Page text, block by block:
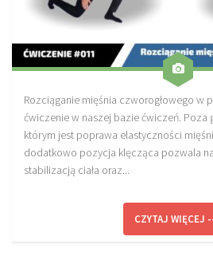
Rozciąganie mięśnia czworogłowego w
ćwiczenie w naszej bazie ćwiczeń. Poza
którym jest poprawa elastyczności
dodatkowo pozycja klęcząca pozwala
stabilizacją ciała oraz...
CZYTAJ WIĘCEJ